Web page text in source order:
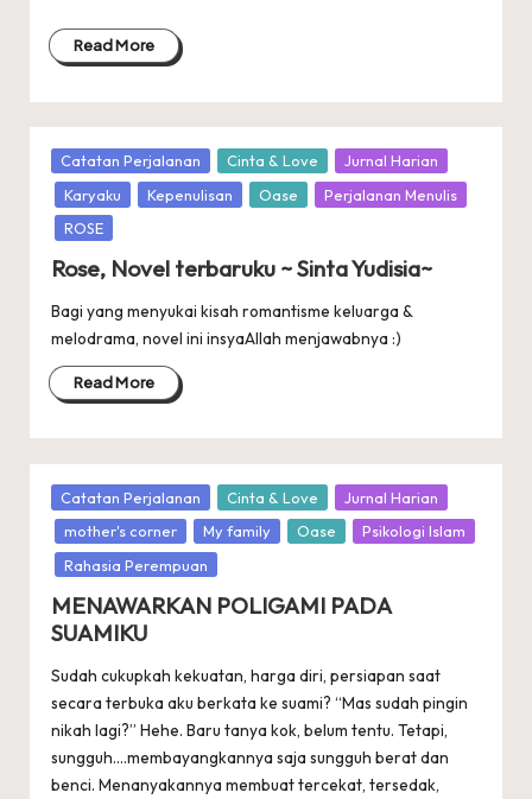
Read More
Posted
in
Catatan Perjalanan Cinta & Love
Jurnal Harian
Karyaku
Kepenulisan Oase
Perjalanan Menulis
ROSE
Rose, Novel terbaruku ~ Sinta Yudisia~
Bagi yang menyukai kisah romantisme keluarga &
melodrama, novel ini insyaAllah menjawabnya :)
Read More
Posted
in
Catatan Perjalanan Cinta & Love
Jurnal Harian
mother's corner
My family Oase
Psikologi Islam
Rahasia Perempuan
MENAWARKAN POLIGAMI PADA
SUAMIKU
Sudah cukupkah kekuatan, harga diri, persiapan saat
secara terbuka aku berkata ke suami? “Mas sudah pingin
nikah lagi?” Hehe. Baru tanya kok, belum tentu. Tetapi,
sungguh....membayangkannya saja sungguh berat dan
benci. Menanyakannya membuat tercekat, tersedak,